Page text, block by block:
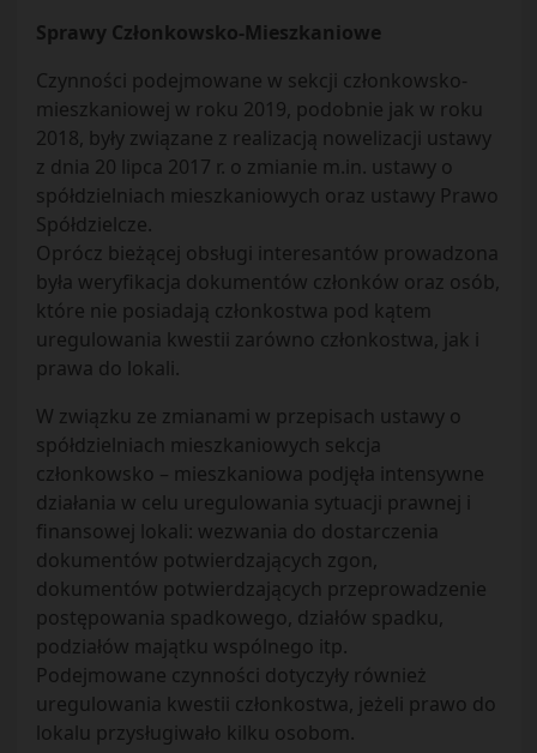
Sprawy Członkowsko-Mieszkaniowe
Czynności podejmowane w sekcji członkowsko-
mieszkaniowej w roku 2019, podobnie jak w roku
2018, były związane z realizacją nowelizacji ustawy
z dnia 20 lipca 2017 r. o zmianie m.in. ustawy o
spółdzielniach mieszkaniowych oraz ustawy Prawo
Spółdzielcze.
Oprócz bieżącej obsługi interesantów prowadzona
była weryfikacja dokumentów członków oraz osób,
które nie posiadają członkostwa pod kątem
uregulowania kwestii zarówno członkostwa, jak i
prawa do lokali.
W związku ze zmianami w przepisach ustawy o
spółdzielniach mieszkaniowych sekcja
członkowsko – mieszkaniowa podjęła intensywne
działania w celu uregulowania sytuacji prawnej i
finansowej lokali: wezwania do dostarczenia
dokumentów potwierdzających zgon,
dokumentów potwierdzających przeprowadzenie
postępowania spadkowego, działów spadku,
podziałów majątku wspólnego itp.
Podejmowane czynności dotyczyły również
uregulowania kwestii członkostwa, jeżeli prawo do
lokalu przysługiwało kilku osobom.